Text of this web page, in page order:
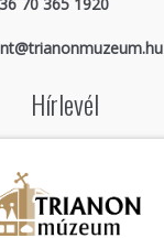
70 365 1920
Hírlevél